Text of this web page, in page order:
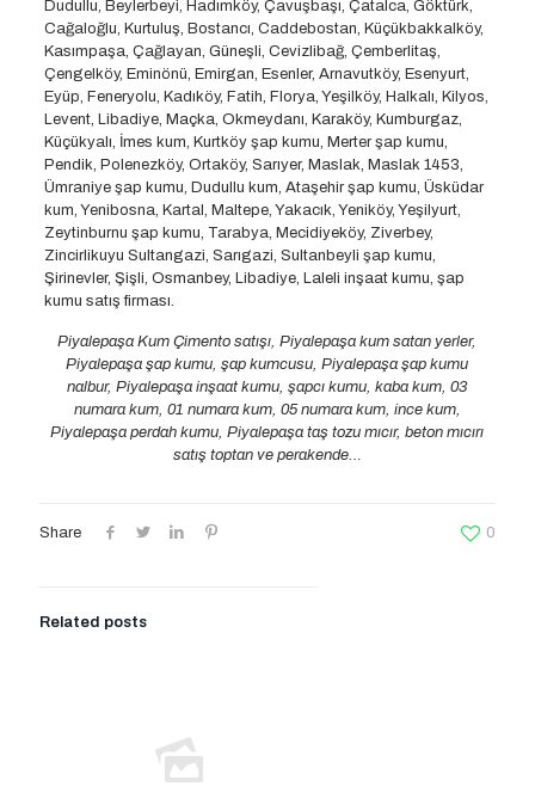
Dudullu, Beylerbeyi, Hadımköy, Çavuşbaşı, Çatalca, Göktürk,
Cağaloğlu, Kurtuluş, Bostancı, Caddebostan, Küçükbakkalköy,
Kasımpaşa, Çağlayan, Güneşli, Cevizlibağ, Çemberlitaş,
Çengelköy, Eminönü, Emirgan, Esenler, Arnavutköy, Esenyurt,
Eyüp, Feneryolu, Kadıköy, Fatih, Florya, Yeşilköy, Halkalı, Kilyos,
Levent, Libadiye, Maçka, Okmeydanı, Karaköy, Kumburgaz,
Küçükyalı, İmes kum, Kurtköy şap kumu, Merter şap kumu,
Pendik, Polenezköy, Ortaköy, Sarıyer, Maslak, Maslak 1453,
Ümraniye şap kumu, Dudullu kum, Ataşehir şap kumu, Üsküdar
kum, Yenibosna, Kartal, Maltepe, Yakacık, Yeniköy, Yeşilyurt,
Zeytinburnu şap kumu, Tarabya, Mecidiyeköy, Ziverbey,
Zincirlikuyu Sultangazi, Sarıgazi, Sultanbeyli şap kumu,
Şirinevler, Şişli, Osmanbey, Libadiye, Laleli inşaat kumu, şap
kumu satış firması.
Piyalepaşa Kum Çimento satışı, Piyalepaşa kum satan yerler,
Piyalepaşa şap kumu, şap kumcusu, Piyalepaşa şap kumu
nalbur, Piyalepaşa inşaat kumu, şapcı kumu, kaba kum, 03
numara kum, 01 numara kum, 05 numara kum, ince kum,
Piyalepaşa perdah kumu, Piyalepaşa taş tozu mıcır, beton mıcırı
satış toptan ve perakende…
Share 0
Related posts